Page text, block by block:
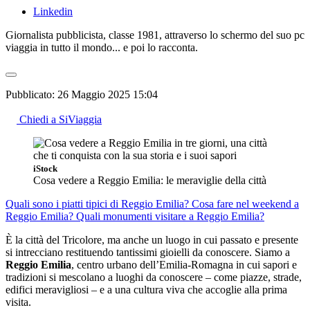
Linkedin
Giornalista pubblicista, classe 1981, attraverso lo schermo del suo pc
viaggia in tutto il mondo... e poi lo racconta.
Pubblicato: 26 Maggio 2025 15:04
Chiedi a SiViaggia
iStock
Cosa vedere a Reggio Emilia: le meraviglie della città
Quali sono i piatti tipici di Reggio Emilia? Cosa fare nel weekend a
Reggio Emilia? Quali monumenti visitare a Reggio Emilia?
È la città del Tricolore, ma anche un luogo in cui passato e presente
si intrecciano restituendo tantissimi gioielli da conoscere. Siamo a
Reggio Emilia, centro urbano dell’Emilia-Romagna in cui sapori e
tradizioni si mescolano a luoghi da conoscere – come piazze, strade,
edifici meravigliosi – e a una cultura viva che accoglie alla prima
visita.